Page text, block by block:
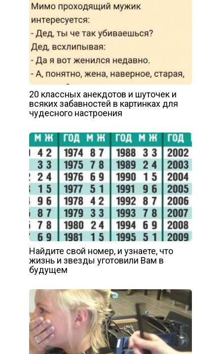
20 классных анекдотов и шуточек и
всяких забавностей в картинках для
чудесного настроения
Найдите свой номер, и узнаете, что
жизнь и звезды уготовили Вам в
будущем